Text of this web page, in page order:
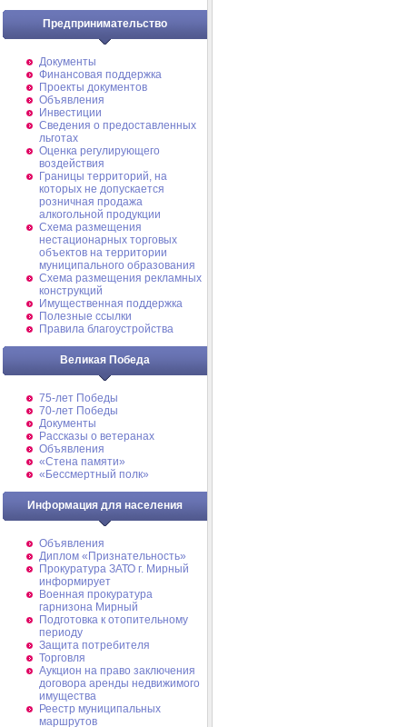
Предпринимательство
Документы
Финансовая поддержка
Проекты документов
Объявления
Инвестиции
Сведения о предоставленных
льготах
Оценка регулирующего
воздействия
Границы территорий, на
которых не допускается
розничная продажа
алкогольной продукции
Схема размещения
нестационарных торговых
объектов на территории
муниципального образования
Схема размещения рекламных
конструкций
Имущественная поддержка
Полезные ссылки
Правила благоустройства
Великая Победа
75-лет Победы
70-лет Победы
Документы
Рассказы о ветеранах
Объявления
«Стена памяти»
«Бессмертный полк»
Информация для населения
Объявления
Диплом «Признательность»
Прокуратура ЗАТО г. Мирный
информирует
Военная прокуратура
гарнизона Мирный
Подготовка к отопительному
периоду
Защита потребителя
Торговля
Аукцион на право заключения
договора аренды недвижимого
имущества
Реестр муниципальных
маршрутов